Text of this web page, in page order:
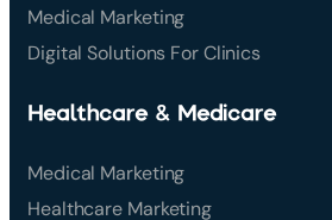
Medical Marketing
Digital Solutions For Clinics
Healthcare & Medicare
Medical Marketing
Healthcare Marketing